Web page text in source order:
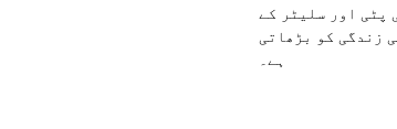
پٹی اور سلیٹر کے
زندگی کو بڑھاتی
ہے۔